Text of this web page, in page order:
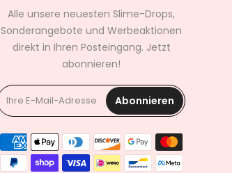
Alle unsere neuesten Slime-Drops,
Sonderangebote und Werbeaktionen
direkt in Ihren Posteingang. Jetzt
abonnieren!
Abonnieren